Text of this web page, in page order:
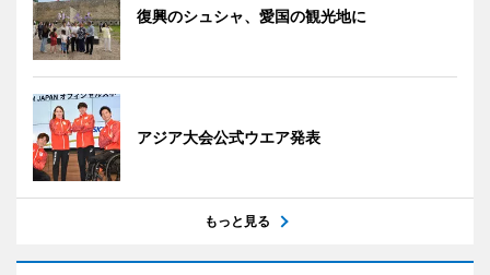
復興のシュシャ、愛国の観光地に
アジア大会公式ウエア発表
もっと見る